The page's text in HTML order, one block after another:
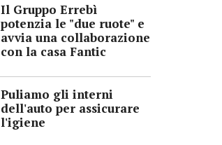
Il Gruppo Errebì
potenzia le "due ruote" e
avvia una collaborazione
con la casa Fantic
Puliamo gli interni
dell'auto per assicurare
l'igiene